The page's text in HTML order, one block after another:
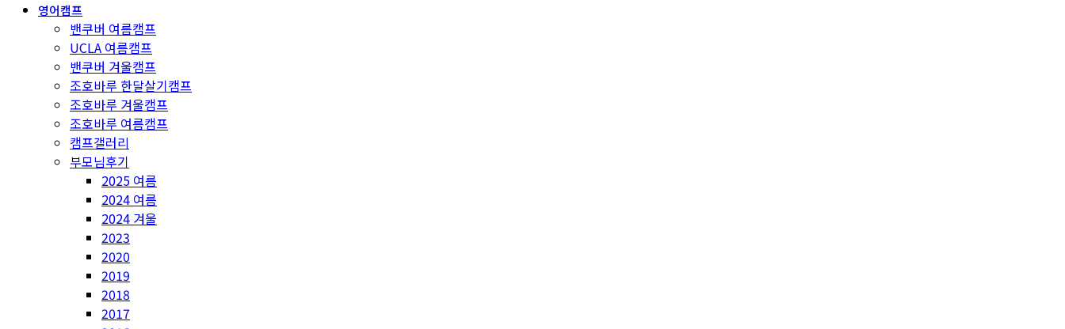
영어캠프
밴쿠버 여름캠프
UCLA 여름캠프
밴쿠버 겨울캠프
조호바루 한달살기캠프
조호바루 겨울캠프
조호바루 여름캠프
캠프갤러리
부모님후기
2025 여름
2024 여름
2024 겨울
2023
2020
2019
2018
2017